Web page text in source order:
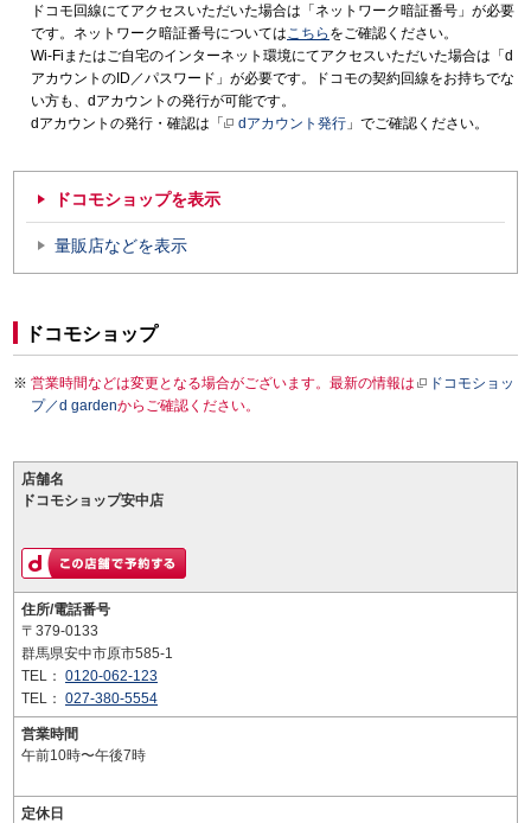
ドコモ回線にてアクセスいただいた場合は「ネットワーク暗証番号」が必要
です。ネットワーク暗証番号についてはこちら をご確認ください。
Wi-Fiまたはご自宅のインターネット環境にてアクセスいただいた場合は「d
アカウントのID／パスワード」が必要です。ドコモの契約回線をお持ちでな
い方も、dアカウントの発行が可能です。
dアカウントの発行・確認は「
dアカウント発行 」でご確認ください。
ドコモショップを表示
量販店などを表示
ドコモショップ
営業時間などは変更となる場合がございます。最新の情報は
ドコモショッ
プ／d gardenからご確認ください。
店舗名
ドコモショップ安中店
住所/電話番号
〒379-0133
群馬県安中市原市585-1
TEL： 0120-062-123
TEL： 027-380-5554
営業時間
午前10時〜午後7時
定休日